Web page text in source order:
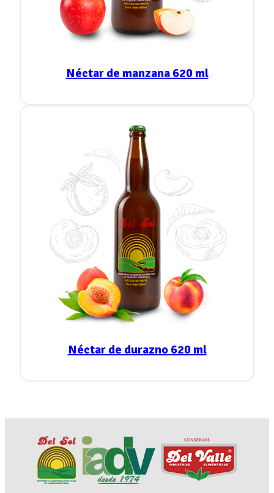
Néctar de manzana 620 ml
Néctar de durazno 620 ml